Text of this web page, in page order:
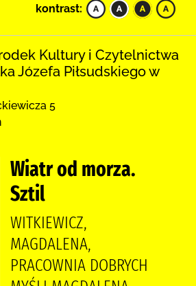
kontrast:
Kultury i Czytelnictwa
Józefa Piłsudskiego w
5
Wiatr od morza.
Sztil
WITKIEWICZ,
MAGDALENA,
PRACOWNIA DOBRYCH